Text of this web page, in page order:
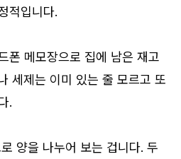
적입니다.
폰 메모장으로 집에 남은 재고
세제는 이미 있는 줄 모르고 또
.
양을 나누어 보는 겁니다. 두